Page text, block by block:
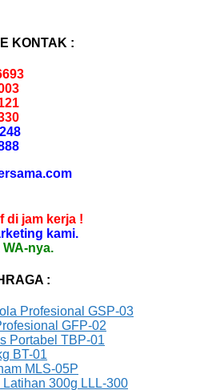
KONTAK :
di jam kerja !
kami.
nya.
:
Profesional GSP-03
GFP-02
Portabel TBP-01
BT-01
MLS-05P
Latihan 300g LLL-300